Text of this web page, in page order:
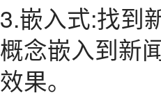
3.嵌入式:找到
概念嵌入到新
效果。